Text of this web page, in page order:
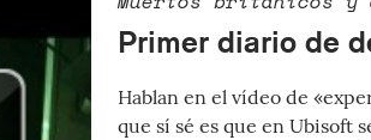
Primer diario de
Hablan en el vídeo de
que sí sé es que en Ubisoft